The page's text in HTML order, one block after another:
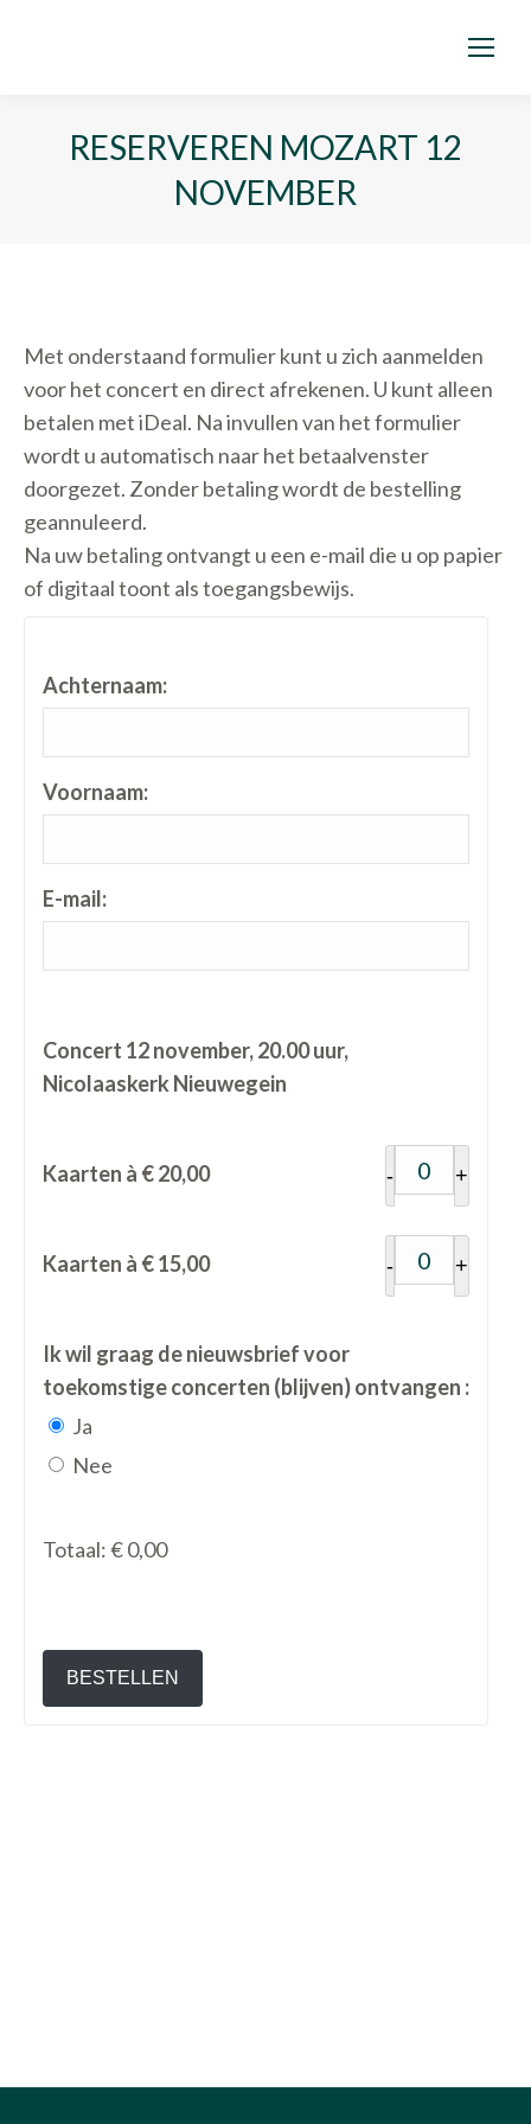
RESERVEREN MOZART 12
NOVEMBER
Met onderstaand formulier kunt u zich aanmelden
voor het concert en direct afrekenen. U kunt alleen
betalen met iDeal. Na invullen van het formulier
wordt u automatisch naar het betaalvenster
doorgezet. Zonder betaling wordt de bestelling
geannuleerd.
Na uw betaling ontvangt u een e-mail die u op papier
of digitaal toont als toegangsbewijs.
Achternaam:
Voornaam:
E-mail:
Concert 12 november, 20.00 uur,
Nicolaaskerk Nieuwegein
Kaarten à € 20,00 - +
Kaarten à € 15,00 - +
Ik wil graag de nieuwsbrief voor
toekomstige concerten (blijven) ontvangen :
Ja
Nee
Totaal:€ 0,00
BESTELLEN